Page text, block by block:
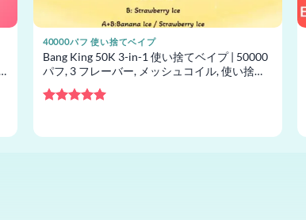
40000パフ 使い捨てベイプ
Bang King 50K 3-in-1 使い捨てベイプ | 50000
パフ, 3 フレーバー, メッシュコイル, 使い捨て
ベイプ卸売